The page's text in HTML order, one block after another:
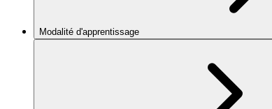
Modalité d'apprentissage